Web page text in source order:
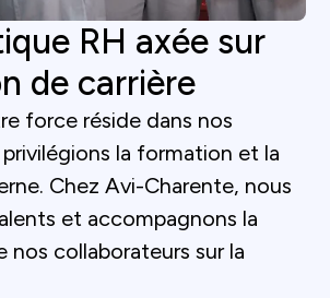
RH axée sur
de carrière
force réside dans nos
la formation et la
Chez Avi-Charente, nous
et accompagnons la
nos collaborateurs sur la